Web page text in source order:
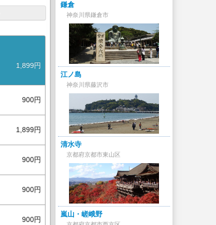
1,899円
900円
1,899円
900円
900円
900円
鎌倉
神奈川県鎌倉市
江ノ島
神奈川県藤沢市
清水寺
京都府京都市東山区
嵐山・嵯峨野